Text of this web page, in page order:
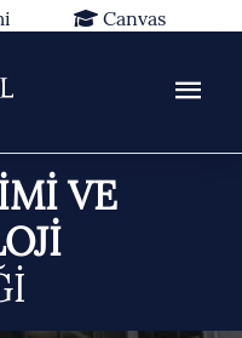
Canvas
Web Mail
EN
VE